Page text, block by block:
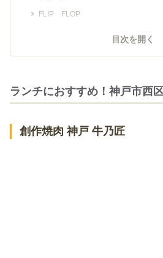
FLIP FLOP
目次を開く
ランチにおすすめ！神戸市西
創作焼肉 神戸 牛乃匠